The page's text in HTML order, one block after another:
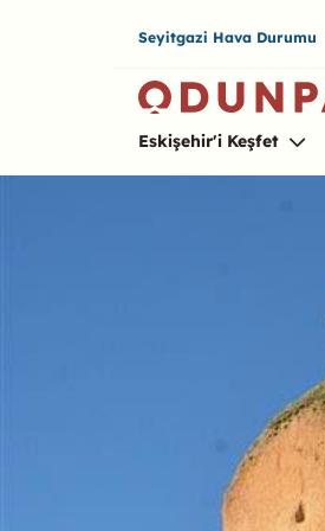
Seyitgazi Hava Durumu
Eskişehir'i Keşfet